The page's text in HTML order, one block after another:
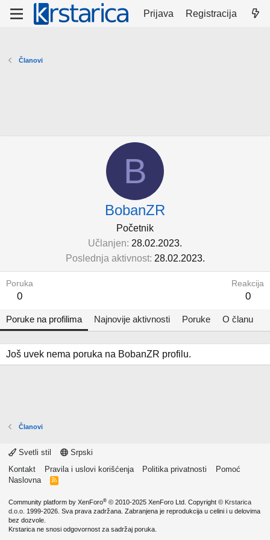
Prijava Registracija
Članovi
B
BobanZR
Početnik
Učlanjen 28.02.2023.
Poslednja aktivnost 28.02.2023.
Poruka
0
Reakcija
0
Poruke na profilima Najnovije aktivnosti Poruke O članu
Još uvek nema poruka na BobanZR profilu.
Članovi
Svetli stil
Srpski
Kontakt
Pravila i uslovi korišćenja Politika privatnosti
Pomoć
Naslovna
R
Community platform by XenForo® © 2010-2025 XenForo Ltd. Copyright © Krstarica
d.o.o. 1999-2026. Sva prava zadržana. Zabranjena je reprodukcija u celini i u delovima
bez dozvole.
Krstarica ne snosi odgovornost za sadržaj poruka.